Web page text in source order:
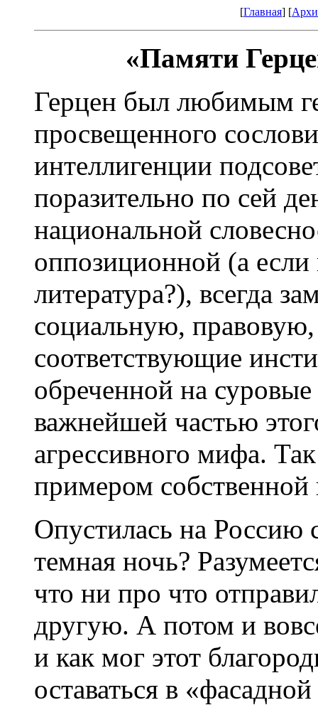
[Главная] [
«Памяти
Герцен был любимым
просвещенного
интеллигенции
поразительно по сей
национальной
оппозиционной (а если
литература?), всегда
социальную,
соответствующие
обреченной на
важнейшей частью
агрессивного мифа.
примером собственной
Опустилась на Россию
темная ночь?
что ни про что
другую. А потом и
и как мог этот
оставаться в